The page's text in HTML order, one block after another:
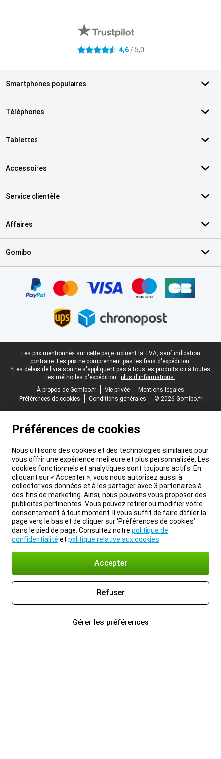
4.6 étoiles 4,6/ 5,0
Smartphones populaires
Téléphones
Tablettes
Accessoires
Service clientèle
Affaires
Gomibo
Pied-de-page légal
Les prix mentionnés sur cette page incluent la TVA, sauf indication
contraire. Les prix ne comprennent pas les frais d'expédition.
*Les délais de livraison ne s'appliquent pas à tous les produits ou à toutes
les méthodes d'expédition : plus d'informations.
À propos de Gomibo.fr
Vie privée
Mentions légales
Préférences de cookies
Conditions générales © 2026 Gomibo.fr
Préférences de cookies
Nous utilisons des cookies et des technologies similaires pour
vous offrir une expérience meilleure et plus personnalisée. Les
cookies fonctionnels et analytiques sont toujours actifs. En
cliquant sur « Accepter », vous nous autorisez aussi à
collecter vos données et à les partager avec 3 partenaires à
des fins de marketing. Ainsi, nous pouvons vous proposer des
publicités pertinentes. Vous pouvez retirer ou modifier votre
consentement à tout moment. Il vous suffit de faire défiler la
page vers le bas et de cliquer sur ‘Préférences de cookies’
dans le pied de page. Consultez notre politique de
confidentialité et politique relative aux cookies
Accepter
Refuser
Gérer les préférences